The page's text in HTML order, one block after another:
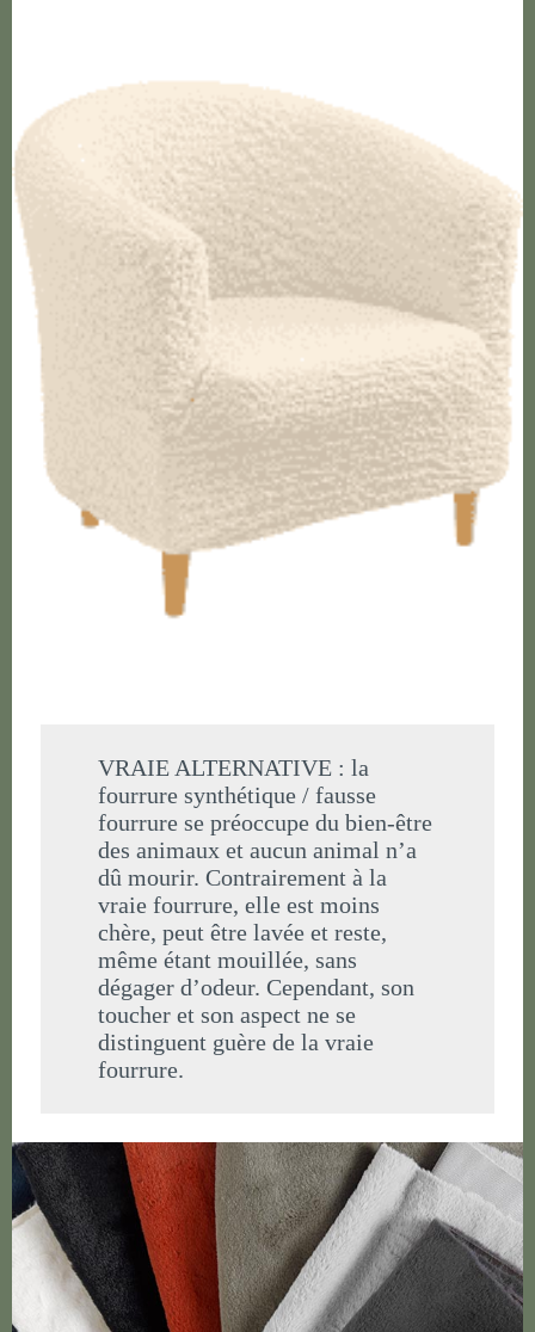
VRAIE ALTERNATIVE : la
fourrure synthétique / fausse
fourrure se préoccupe du bien-être
des animaux et aucun animal n’a
dû mourir. Contrairement à la
vraie fourrure, elle est moins
chère, peut être lavée et reste,
même étant mouillée, sans
dégager d’odeur. Cependant, son
toucher et son aspect ne se
distinguent guère de la vraie
fourrure.